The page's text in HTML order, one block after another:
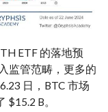
ETF 的落地预
监管范畴，更多的
日，BTC 市场
B。